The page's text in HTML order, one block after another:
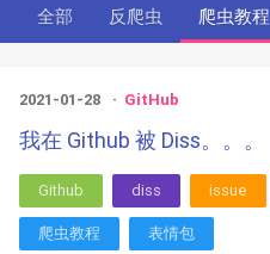
全部 反爬虫 爬虫教程
2021-01-28 GitHub
我在 Github 被 Diss。。。
Github diss issue
爬虫教程 表情包